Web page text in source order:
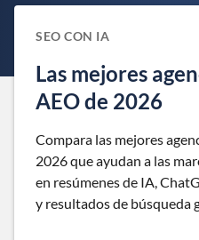
SEO CON IA
Las mejores
AEO de 2026
Compara las mejores
2026 que ayudan a las
en resúmenes de IA,
y resultados de búsqueda